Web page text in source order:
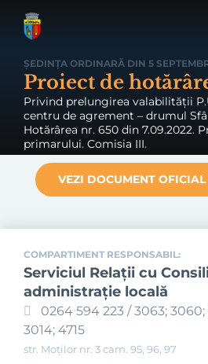
ȘEDINȚA ORDINARĂ DIN 5
Proiect de
Privind prelungirea valabilității
centru de agrement – drumul
Hotărârea nr. 650 din 7.09.2022.
primarului. Comisia III.
VEZI DOCUMENT OFICIAL
COMPARTIMENT RESPONSABIL:
Serviciul Relaţii cu
administraţie locală
0264 594 223 / 3063; 3060;
3014; 4715
str. Moților nr. 3 cam. 95, 96, 97